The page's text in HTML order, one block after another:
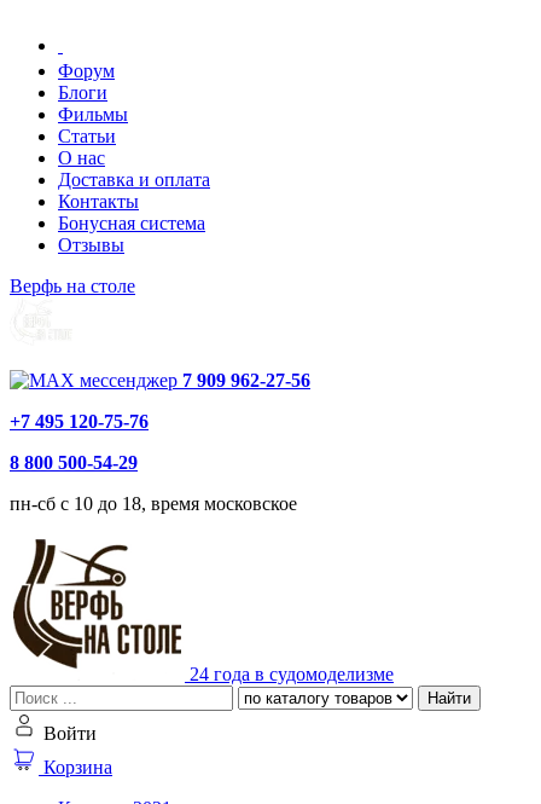
Форум
Блоги
Фильмы
Статьи
О нас
Доставка и оплата
Контакты
Бонусная система
Отзывы
Верфь на столе
7 909 962-27-56
+7 495 120-75-76
8 800 500-54-29
пн-сб с 10 до 18, время московское
24 года в судомоделизме
Найти
Войти
Корзина